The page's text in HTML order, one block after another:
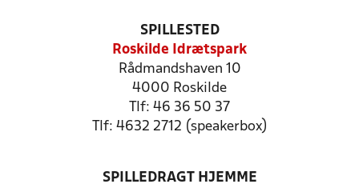
SPILLESTED
Roskilde Idrætspark
Rådmandshaven 10
4000 Roskilde
Tlf: 46 36 50 37
Tlf: 4632 2712 (speakerbox)
SPILLEDRAGT HJEMME